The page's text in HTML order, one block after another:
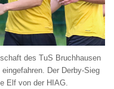
des TuS Bruchhausen
Der Derby-Sieg
Elf von der HIAG.